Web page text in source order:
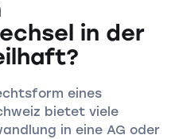
zu versteuern ist.
in der
eines
bietet viele
in eine AG oder